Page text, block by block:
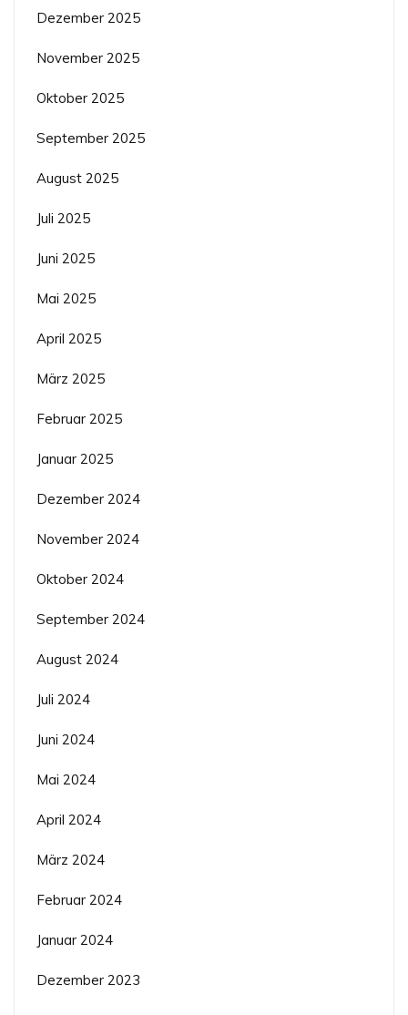
Dezember 2025
November 2025
Oktober 2025
September 2025
August 2025
Juli 2025
Juni 2025
Mai 2025
April 2025
März 2025
Februar 2025
Januar 2025
Dezember 2024
November 2024
Oktober 2024
September 2024
August 2024
Juli 2024
Juni 2024
Mai 2024
April 2024
März 2024
Februar 2024
Januar 2024
Dezember 2023